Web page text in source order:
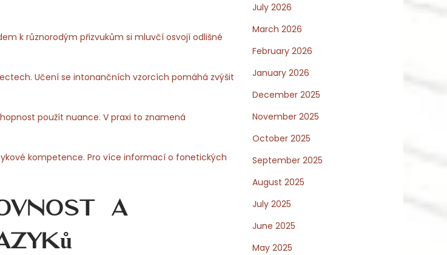
k různorodým přizvukům si mluvčí osvojí odlišné
Učení se intonančních vzorcích pomáhá zvýšit
použít nuance. V praxi to znamená
kompetence. Pro více informací o fonetických
a
July 2026
March 2026
February 2026
January 2026
December 2025
November 2025
October 2025
September 2025
August 2025
July 2025
June 2025
May 2025